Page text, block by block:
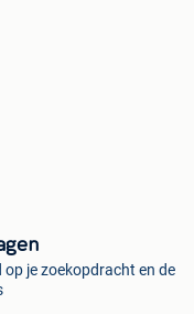
je zoekopdracht en de